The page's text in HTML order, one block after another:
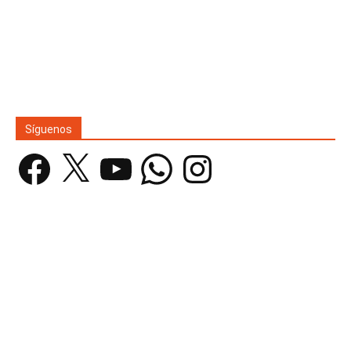
Síguenos
Facebook YouTube WhatsAppInstagram